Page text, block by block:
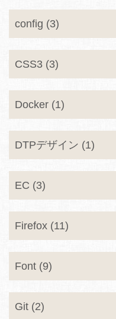
config (3)
CSS3 (3)
Docker (1)
DTPデザイン (1)
EC (3)
Firefox (11)
Font (9)
Git (2)